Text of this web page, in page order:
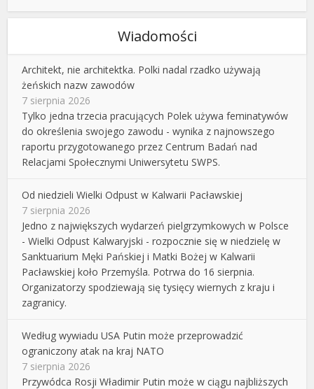
Wiadomości
Architekt, nie architektka. Polki nadal rzadko używają
żeńskich nazw zawodów
7 sierpnia 2026
Tylko jedna trzecia pracujących Polek używa feminatywów
do określenia swojego zawodu - wynika z najnowszego
raportu przygotowanego przez Centrum Badań nad
Relacjami Społecznymi Uniwersytetu SWPS.
Od niedzieli Wielki Odpust w Kalwarii Pacławskiej
7 sierpnia 2026
Jedno z największych wydarzeń pielgrzymkowych w Polsce
- Wielki Odpust Kalwaryjski - rozpocznie się w niedzielę w
Sanktuarium Męki Pańskiej i Matki Bożej w Kalwarii
Pacławskiej koło Przemyśla. Potrwa do 16 sierpnia.
Organizatorzy spodziewają się tysięcy wiernych z kraju i
zagranicy.
Według wywiadu USA Putin może przeprowadzić
ograniczony atak na kraj NATO
7 sierpnia 2026
Przywódca Rosji Władimir Putin może w ciągu najbliższych